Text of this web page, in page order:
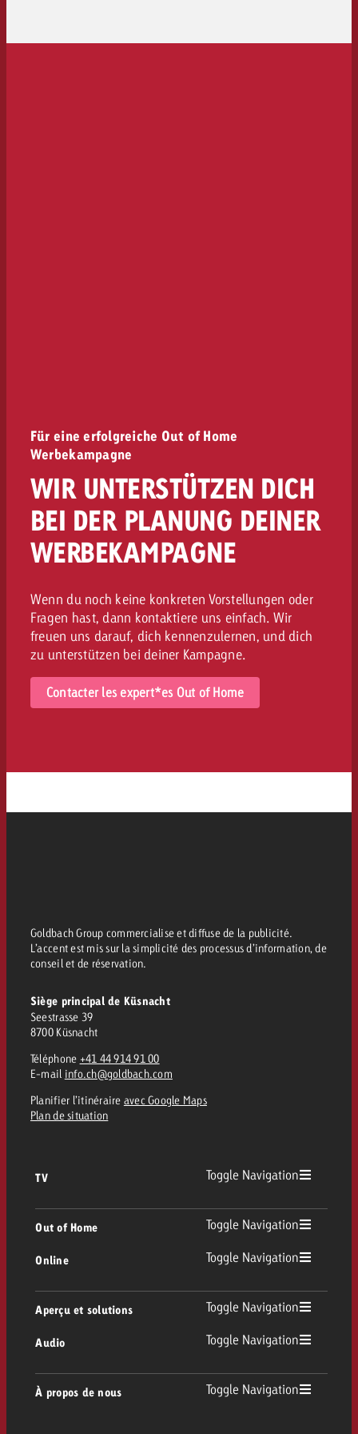
Für eine erfolgreiche Out of Home
Werbekampagne
WIR UNTERSTÜTZEN DICH
BEI DER PLANUNG DEINER
WERBEKAMPAGNE
Wenn du noch keine konkreten Vorstellungen oder
Fragen hast, dann kontaktiere uns einfach. Wir
freuen uns darauf, dich kennenzulernen, und dich
zu unterstützen bei deiner Kampagne.
Contacter les expert*es Out of Home
Goldbach Group commercialise et diffuse de la publicité.
L’accent est mis sur la simplicité des processus d’information, de
conseil et de réservation.
Siège principal de Küsnacht
Seestrasse 39
8700 Küsnacht
Téléphone +41 44 914 91 00
E-mail info.ch@goldbach.com
Planifier l’itinéraire avec Google Maps
Plan de situation
TV Toggle Navigation
Directives publicitaires TV
Out of Home Toggle Navigation
Out of Home
Affichage
Digital Out of Home
Online Toggle Navigation
Aperçu et solutions Toggle Navigation
Conseil & Crossmedia
Portfolio Goldbach
Audio Toggle Navigation
À propos de nous Toggle Navigation